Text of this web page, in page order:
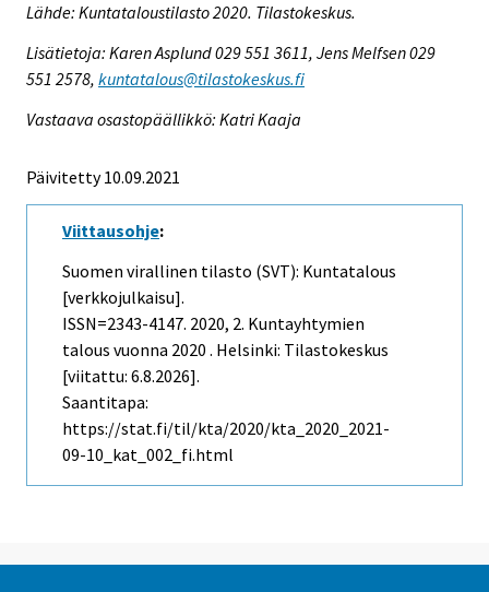
Lähde: Kuntataloustilasto 2020. Tilastokeskus.
Lisätietoja: Karen Asplund 029 551 3611, Jens Melfsen 029
551 2578, kuntatalous@tilastokeskus.fi
Vastaava osastopäällikkö: Katri Kaaja
Päivitetty 10.09.2021
Viittausohje:
Suomen virallinen tilasto (SVT): Kuntatalous
[verkkojulkaisu].
ISSN=2343-4147. 2020, 2. Kuntayhtymien
talous vuonna 2020 . Helsinki: Tilastokeskus
[viitattu: 6.8.2026].
Saantitapa:
https://stat.fi/til/kta/2020/kta_2020_2021-
09-10_kat_002_fi.html